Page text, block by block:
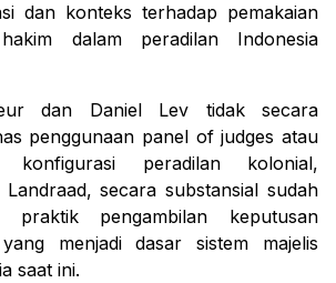
dan konteks terhadap pemakaian
dalam peradilan Indonesia
dan Daniel Lev tidak secara
penggunaan panel of judges atau
konfigurasi peradilan kolonial,
secara substansial sudah
praktik pengambilan keputusan
menjadi dasar sistem majelis
saat ini.